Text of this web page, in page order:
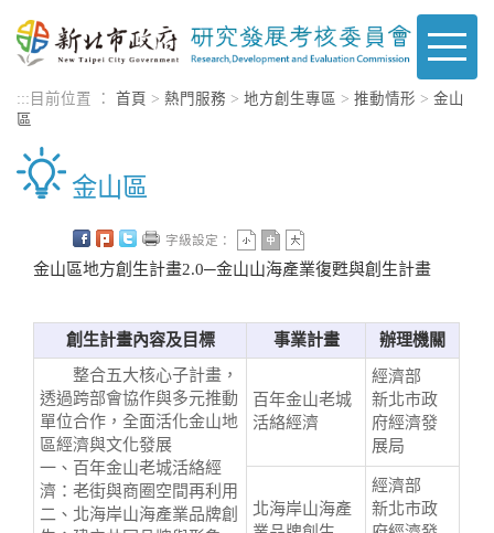
Toggle
::: 目前位置 ： 首頁 > 熱門服務 > 地方創生專區 > 推動情形 > 金山
區
金山區
字級設定：
金山區地方創生計畫2.0─金山山海產業復甦與創生計畫
創生計畫內容及目標 事業計畫
辦理機關
整合五大核心子計畫，
透過跨部會協作與多元推動
單位合作，全面活化金山地
區經濟與文化發展
一、百年金山老城活絡經
濟：老街與商圈空間再利用
二、北海岸山海產業品牌創
百年金山老城
活絡經濟
經濟部
新北市政
府經濟發
展局
北海岸山海產
經濟部
新北市政